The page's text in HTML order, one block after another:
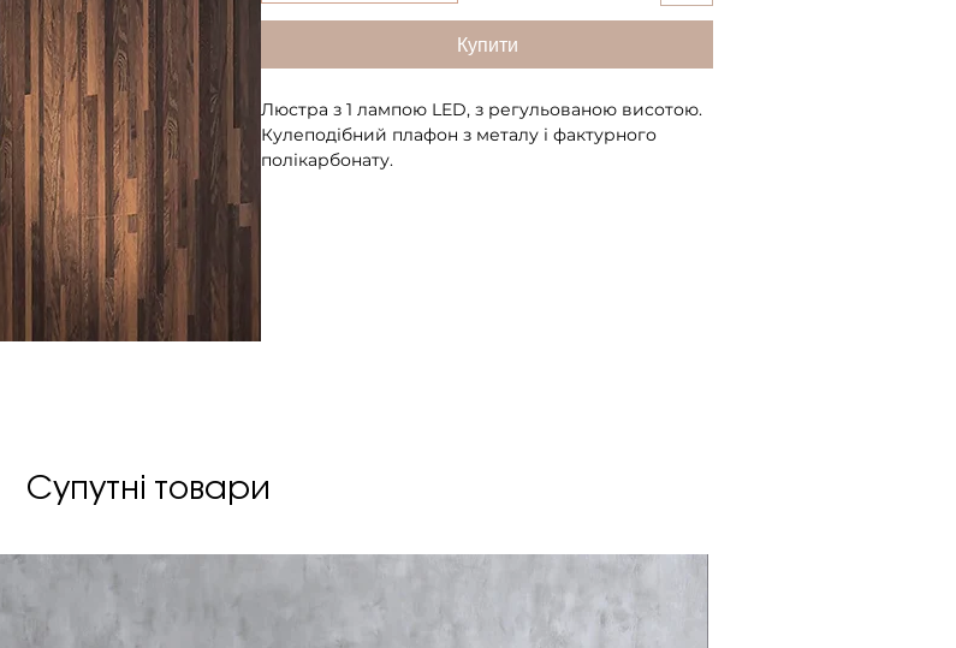
Купити
Люстра з 1 лампою LED, з регульованою висотою.
Кулеподібний плафон з металу і фактурного
полікарбонату.
Світловий потік: 672 lm
Супутні товари